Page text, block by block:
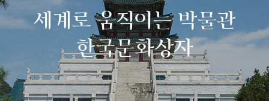
세계로 움직이는 박물관
한국문화상자